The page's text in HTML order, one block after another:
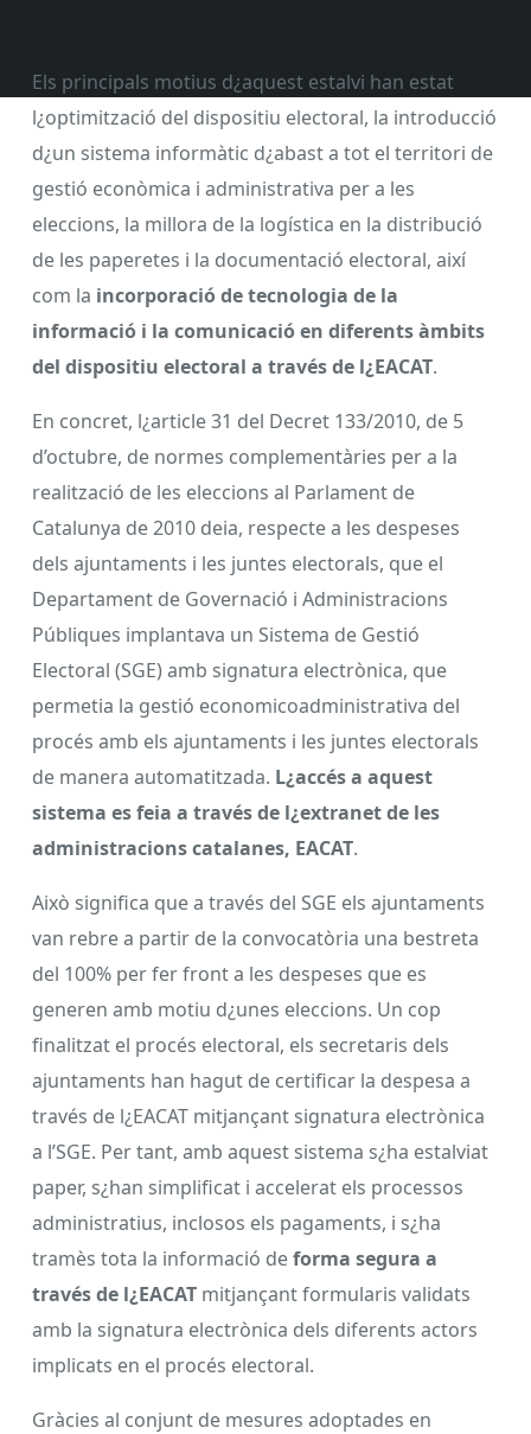
Els principals motius d¿aquest estalvi han estat
l¿optimització del dispositiu electoral, la introducció
d¿un sistema informàtic d¿abast a tot el territori de
gestió econòmica i administrativa per a les
eleccions, la millora de la logística en la distribució
de les paperetes i la documentació electoral, així
com la incorporació de tecnologia de la
informació i la comunicació en diferents àmbits
del dispositiu electoral a través de l¿EACAT.
En concret, l¿article 31 del Decret 133/2010, de 5
d’octubre, de normes complementàries per a la
realització de les eleccions al Parlament de
Catalunya de 2010 deia, respecte a les despeses
dels ajuntaments i les juntes electorals, que el
Departament de Governació i Administracions
Públiques implantava un Sistema de Gestió
Electoral (SGE) amb signatura electrònica, que
permetia la gestió economicoadministrativa del
procés amb els ajuntaments i les juntes electorals
de manera automatitzada. L¿accés a aquest
sistema es feia a través de l¿extranet de les
administracions catalanes, EACAT.
Això significa que a través del SGE els ajuntaments
van rebre a partir de la convocatòria una bestreta
del 100% per fer front a les despeses que es
generen amb motiu d¿unes eleccions. Un cop
finalitzat el procés electoral, els secretaris dels
ajuntaments han hagut de certificar la despesa a
través de l¿EACAT mitjançant signatura electrònica
a l’SGE. Per tant, amb aquest sistema s¿ha estalviat
paper, s¿han simplificat i accelerat els processos
administratius, inclosos els pagaments, i s¿ha
tramès tota la informació deforma segura a
través de l¿EACAT mitjançant formularis validats
amb la signatura electrònica dels diferents actors
implicats en el procés electoral.
Gràcies al conjunt de mesures adoptades en